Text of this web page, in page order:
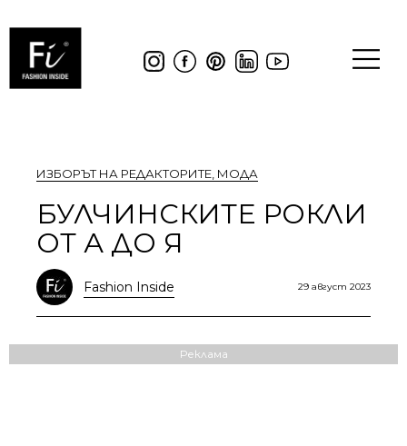
ИЗБОРЪТ НА РЕДАКТОРИТЕ МОДА
БУЛЧИНСКИТЕ РОКЛИ
ОТ А ДО Я
Fashion Inside 29 август 2023
Реклама